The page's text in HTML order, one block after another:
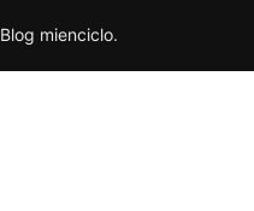
Blog mienciclo.